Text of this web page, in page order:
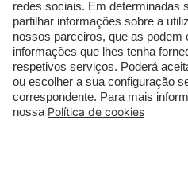
Produtos para Cabelo
Homem
Espuma de Limpeza
Facial
Dermocosmética